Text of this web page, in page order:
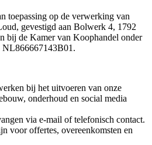
toepassing op de verwerking van
gevestigd aan Bolwerk 4, 1792
bij de Kamer van Koophandel onder
bij het uitvoeren van onze
onderhoud en social media
via e-mail of telefonisch contact.
voor offertes, overeenkomsten en